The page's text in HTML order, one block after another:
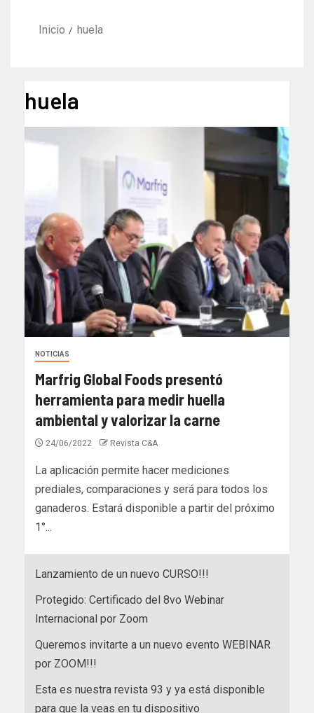
Inicio huela
huela
NOTICIAS
Marfrig Global Foods presentó
herramienta para medir huella
ambiental y valorizar la carne
24/06/2022 Revista C&A
La aplicación permite hacer mediciones
prediales, comparaciones y será para todos los
ganaderos. Estará disponible a partir del próximo
1°...
Lanzamiento de un nuevo CURSO!!!
Protegido: Certificado del 8vo Webinar
Internacional por Zoom
Queremos invitarte a un nuevo evento WEBINAR
por ZOOM!!!
Esta es nuestra revista 93 y ya está disponible
para que la veas en tu dispositivo